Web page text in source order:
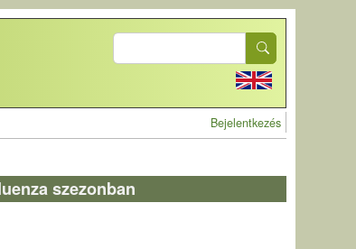
Search
User account
Bejelentkezés
szezonban